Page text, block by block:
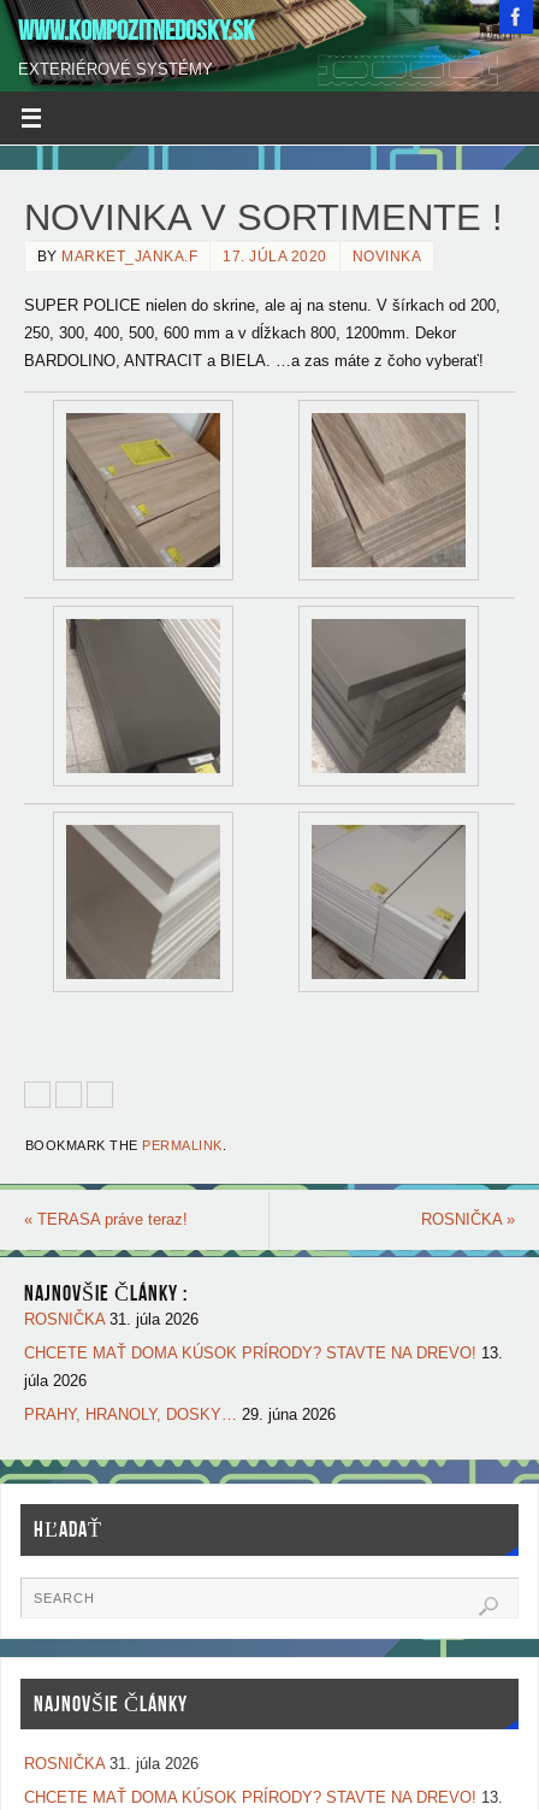
WWW.KOMPOZITNEDOSKY.SK
EXTERIÉROVÉ SYSTÉMY
NOVINKA V SORTIMENTE !
BY MARKET_JANKA.F 17. JÚLA 2020 NOVINKA
SUPER POLICE nielen do skrine, ale aj na stenu. V šírkach od 200,
250, 300, 400, 500, 600 mm a v dĺžkach 800, 1200mm. Dekor
BARDOLINO, ANTRACIT a BIELA. …a zas máte z čoho vyberať!
BOOKMARK THE PERMALINK
«TERASA práve teraz! ROSNIČKA»
NAJNOVŠIE ČLÁNKY :
ROSNIČKA 31. júla 2026
CHCETE MAŤ DOMA KÚSOK PRÍRODY? STAVTE NA DREVO! 13.
júla 2026
PRAHY, HRANOLY, DOSKY… 29. júna 2026
HĽADAŤ
NAJNOVŠIE ČLÁNKY
ROSNIČKA 31. júla 2026
CHCETE MAŤ DOMA KÚSOK PRÍRODY? STAVTE NA DREVO! 13.